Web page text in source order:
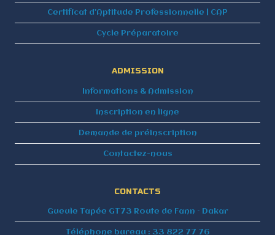
Certificat d’Aptitude Professionnelle | CAP
Cycle Préparatoire
ADMISSION
Informations & Admission
Inscription en ligne
Demande de préinscription
Contactez-nous
CONTACTS
Gueule Tapée GT73 Route de Fann – Dakar
Téléphone bureau : 33 822 77 76